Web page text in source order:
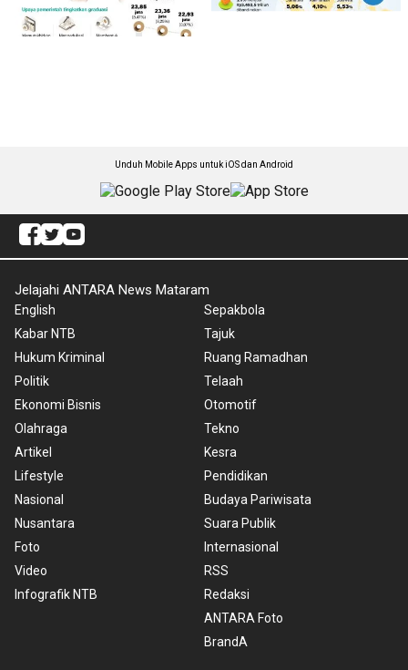
Unduh Mobile Apps untuk iOS dan Android
Jelajahi ANTARA News Mataram
English
Kabar NTB
Hukum Kriminal
Politik
Ekonomi Bisnis
Olahraga
Artikel
Lifestyle
Nasional
Nusantara
Foto
Video
Infografik NTB
Sepakbola
Tajuk
Ruang Ramadhan
Telaah
Otomotif
Tekno
Kesra
Pendidikan
Budaya Pariwisata
Suara Publik
Internasional
RSS
Redaksi
ANTARA Foto
BrandA